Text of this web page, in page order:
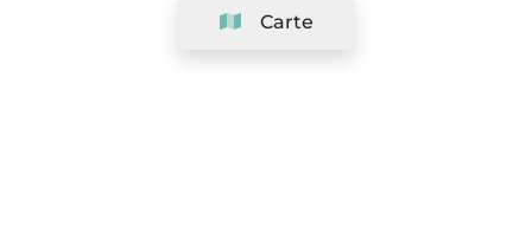
Carte